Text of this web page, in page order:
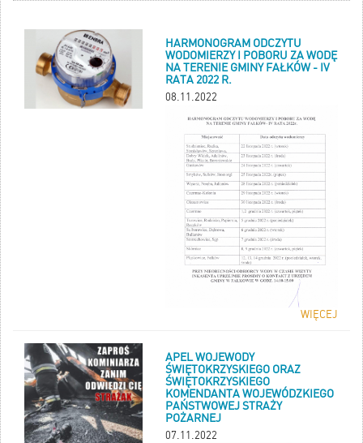
HARMONOGRAM ODCZYTU
WODOMIERZY I POBORU ZA WODĘ
NA TERENIE GMINY FAŁKÓW - IV
RATA 2022 R.
08.11.2022
WIĘCEJ
APEL WOJEWODY
ŚWIĘTOKRZYSKIEGO ORAZ
ŚWIĘTOKRZYSKIEGO
KOMENDANTA WOJEWÓDZKIEGO
PAŃSTWOWEJ STRAŻY
POŻARNEJ
07.11.2022